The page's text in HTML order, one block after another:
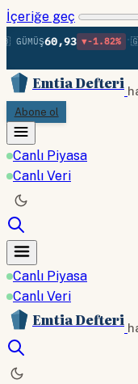
İçeriğe geç
60,93 ▼-1.82% •🇬🇧
Emtia Defteri
Abone ol
Canlı Piyasa
Canlı Veri
Canlı Piyasa
Canlı Veri
Emtia Defteri